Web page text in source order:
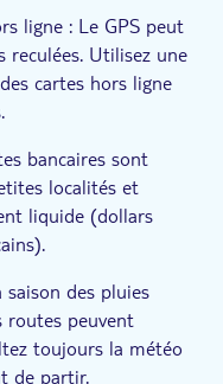
ligne : Le GPS peut
reculées. Utilisez une
cartes hors ligne
bancaires sont
localités et
liquide (dollars
des pluies
routes peuvent
toujours la météo
de partir.